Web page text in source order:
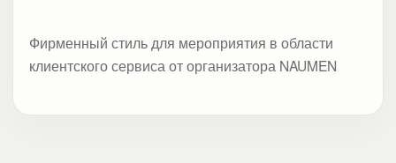
Фирменный стиль для мероприятия в области
клиентского сервиса от организатора NAUMEN